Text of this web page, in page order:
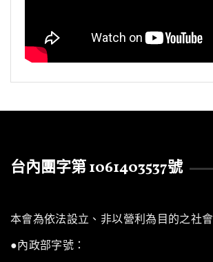
台內團字第 1061403537號
本會為依法設立、非以營利為目的之社會
●內政部字號：